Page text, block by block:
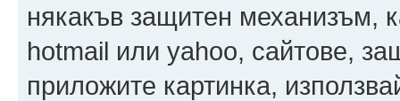
някакъв защитен механизъм,
hotmail или yahoo, сайтове,
приложите картинка,